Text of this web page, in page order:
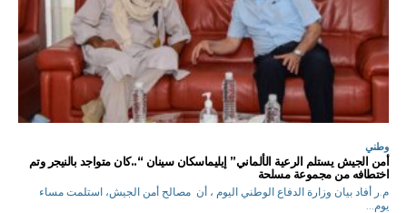
وطني
أمن الجيش يستلم الرعية الألماني” إيليماسكان سينان “..كان متواجد بالنيجر وتم
اختطافه من مجموعة مسلحة
م.ر أفاد بيان وزارة الدفاع الوطني اليوم ، أن مصالح أمن الجيش، استلمت مساء
يوم...